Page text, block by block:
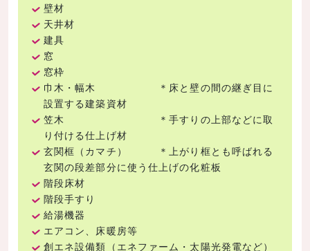
壁材
天井材
建具
窓
窓枠
巾木・幅木 ＊床と壁の間の継ぎ目に
設置する建築資材
笠木 ＊手すりの上部などに取
り付ける仕上げ材
玄関框（カマチ） ＊上がり框とも呼ばれる
玄関の段差部分に使う仕上げの化粧板
階段床材
階段手すり
給湯機器
エアコン、床暖房等
創エネ設備類（エネファーム・太陽光発電など）